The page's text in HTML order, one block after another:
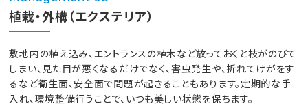
植栽・外構（エクステリア）
敷地内の植え込み、エントランスの植木など放っておくと枝がのびて
しまい、見た目が悪くなるだけでなく、害虫発生や、折れてけがをす
るなど衛生面、安全面で問題が起きることもあります。定期的な手
入れ、環境整備行うことで、いつも美しい状態を保ちます。